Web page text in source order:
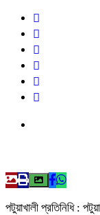
পটুয়াখালী প্রতিনিধি :